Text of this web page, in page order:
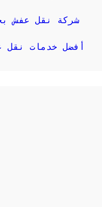
شركة نقل عفش
أفضل خدمات